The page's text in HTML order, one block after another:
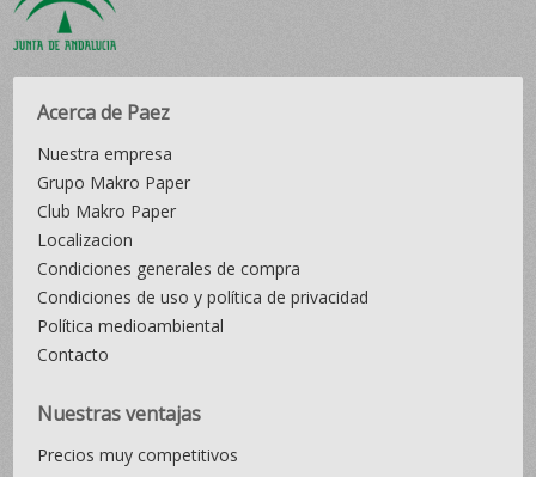
Acerca de Paez
Nuestra empresa
Grupo Makro Paper
Club Makro Paper
Localizacion
Condiciones generales de compra
Condiciones de uso y política de privacidad
Política medioambiental
Contacto
Nuestras ventajas
Precios muy competitivos